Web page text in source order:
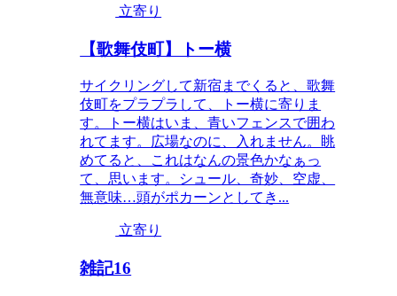
立寄り
【歌舞伎町】トー横
サイクリングして新宿までくると、歌舞
伎町をプラプラして、トー横に寄りま
す。トー横はいま、青いフェンスで囲わ
れてます。広場なのに、入れません。眺
めてると、これはなんの景色かなぁっ
て、思います。シュール、奇妙、空虚、
無意味…頭がポカーンとしてき...
立寄り
雑記16